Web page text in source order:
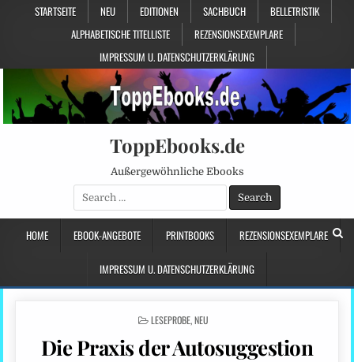
STARTSEITE NEU EDITIONEN SACHBUCH
BELLETRISTIK
ALPHABETISCHE TITELLISTE
REZENSIONSEXEMPLARE
IMPRESSUM U. DATENSCHUTZERKLÄRUNG
ToppEbooks.de
Außergewöhnliche Ebooks
Search
for:
HOME EBOOK-ANGEBOTE PRINTBOOKS REZENSIONSEXEMPLARE
IMPRESSUM U. DATENSCHUTZERKLÄRUNG
POSTED
LESEPROBE,NEU
Die Praxis der Autosuggestion